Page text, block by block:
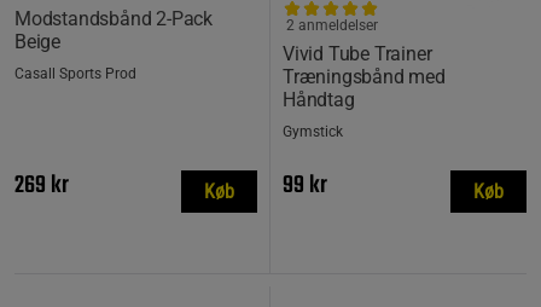
Modstandsbånd 2-Pack
Beige
Casall Sports Prod
269 kr Køb
Vivid Tube Trainer
Træningsbånd med
Håndtag
2 anmeldelser
Gymstick
99 kr Køb